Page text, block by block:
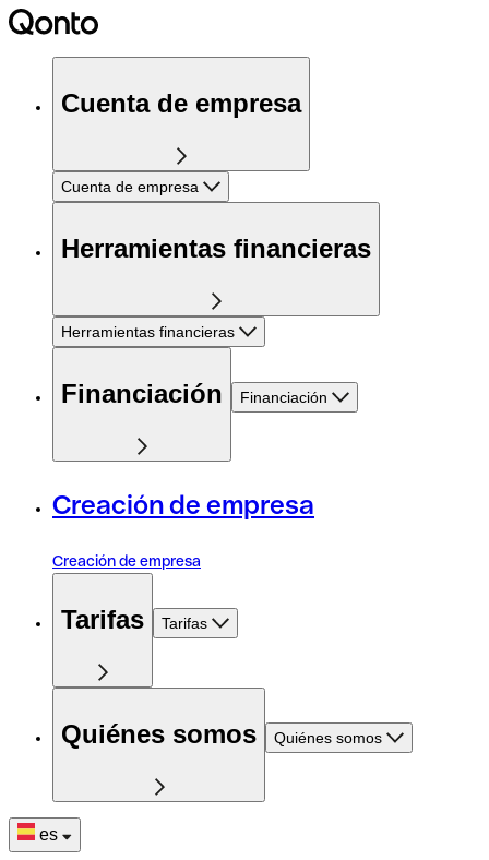
Cuenta de empresa
Cuenta de empresa
Herramientas financieras
Herramientas financieras
Financiación Financiación
Creación de empresa
Creación de empresa
Tarifas Tarifas
Quiénes somos Quiénes somos
es